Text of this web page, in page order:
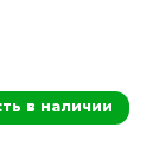
в наличии